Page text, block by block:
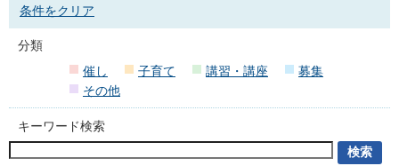
条件をクリア
分類
催し
子育て 講習・講座
募集
その他
キーワード検索